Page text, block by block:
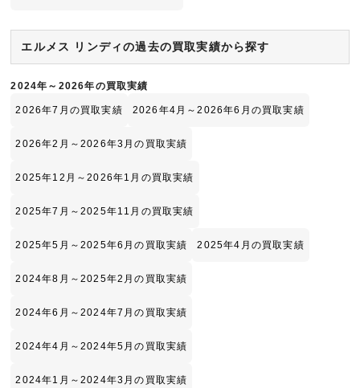
エルメス リンディの過去の買取実績から探す
2024年～2026年の買取実績
2026年7月の買取実績 2026年4月～2026年6月の買取実績
2026年2月～2026年3月の買取実績
2025年12月～2026年1月の買取実績
2025年7月～2025年11月の買取実績
2025年5月～2025年6月の買取実績 2025年4月の買取実績
2024年8月～2025年2月の買取実績
2024年6月～2024年7月の買取実績
2024年4月～2024年5月の買取実績
2024年1月～2024年3月の買取実績